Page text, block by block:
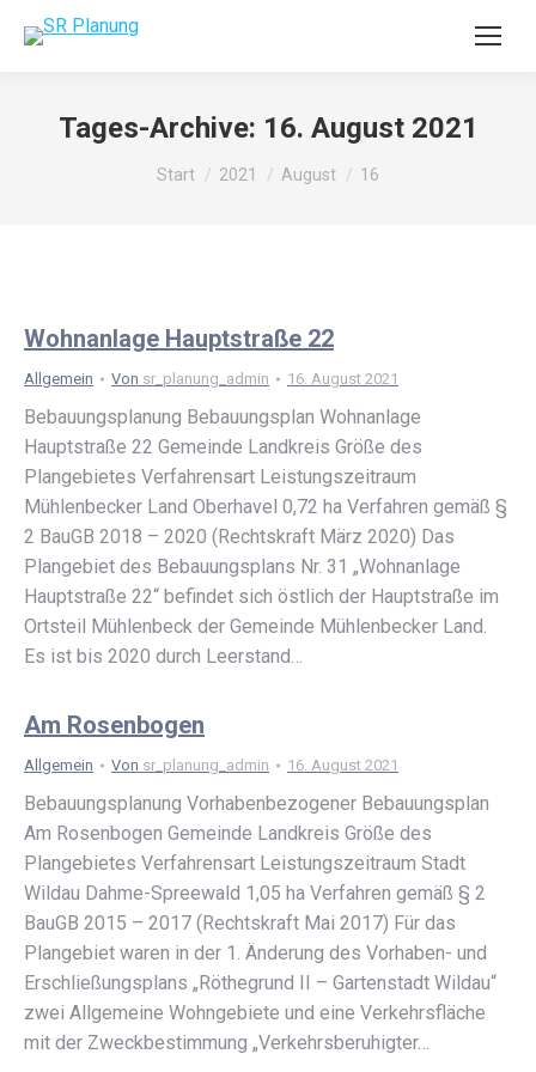
Tages-Archive: 16. August 2021
Sie befinden sich hier:
Start 2021 August 16
Wohnanlage Hauptstraße 22
Allgemein Von sr_planung_admin 16. August 2021
Bebauungsplanung Bebauungsplan Wohnanlage
Hauptstraße 22 Gemeinde Landkreis Größe des
Plangebietes Verfahrensart Leistungszeitraum
Mühlenbecker Land Oberhavel 0,72 ha Verfahren gemäß §
2 BauGB 2018 – 2020 (Rechtskraft März 2020) Das
Plangebiet des Bebauungsplans Nr. 31 „Wohnanlage
Hauptstraße 22“ befindet sich östlich der Hauptstraße im
Ortsteil Mühlenbeck der Gemeinde Mühlenbecker Land.
Es ist bis 2020 durch Leerstand…
Am Rosenbogen
Allgemein Von sr_planung_admin 16. August 2021
Bebauungsplanung Vorhabenbezogener Bebauungsplan
Am Rosenbogen Gemeinde Landkreis Größe des
Plangebietes Verfahrensart Leistungszeitraum Stadt
Wildau Dahme-Spreewald 1,05 ha Verfahren gemäß § 2
BauGB 2015 – 2017 (Rechtskraft Mai 2017) Für das
Plangebiet waren in der 1. Änderung des Vorhaben- und
Erschließungsplans „Röthegrund II – Gartenstadt Wildau“
zwei Allgemeine Wohngebiete und eine Verkehrsfläche
mit der Zweckbestimmung „Verkehrsberuhigter…